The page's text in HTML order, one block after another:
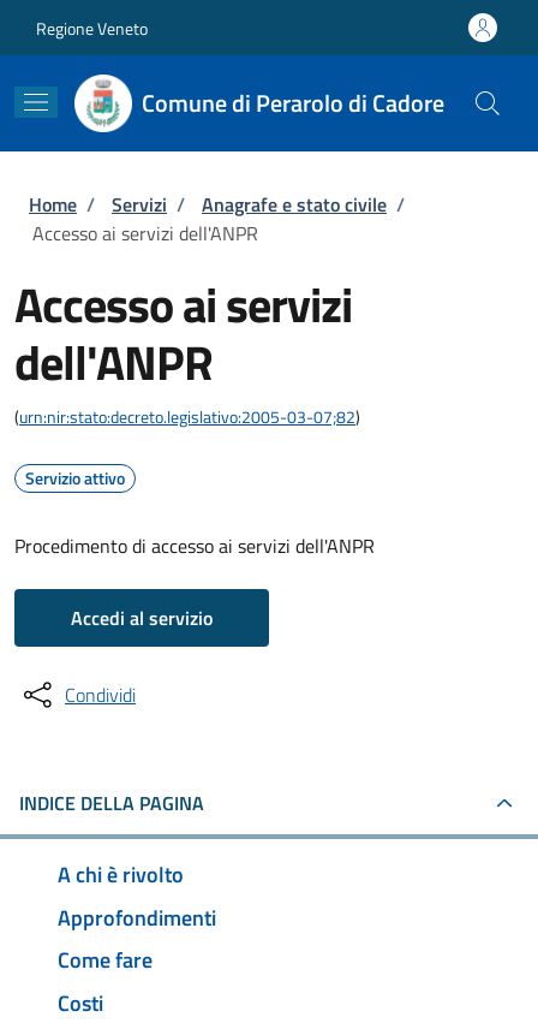
Regione Veneto
Comune di Perarolo di Cadore
Briciole di pane
Home / Servizi / Anagrafe e stato civile /
Accesso ai servizi dell'ANPR
Accesso ai servizi
dell'ANPR
(urn:nir:stato:decreto.legislativo:2005-03-07;82)
Servizio attivo
Procedimento di accesso ai servizi dell'ANPR
Accedi al servizio
Condividi
INDICE DELLA PAGINA
A chi è rivolto
Approfondimenti
Come fare
Costi